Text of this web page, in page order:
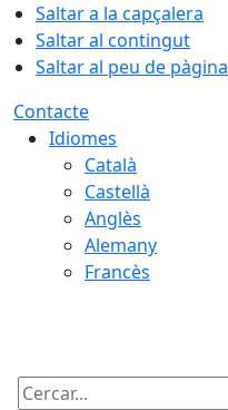
Saltar a la capçalera
Saltar al contingut
Saltar al peu de pàgina
Contacte
Idiomes
Català
Castellà
Anglès
Alemany
Francès